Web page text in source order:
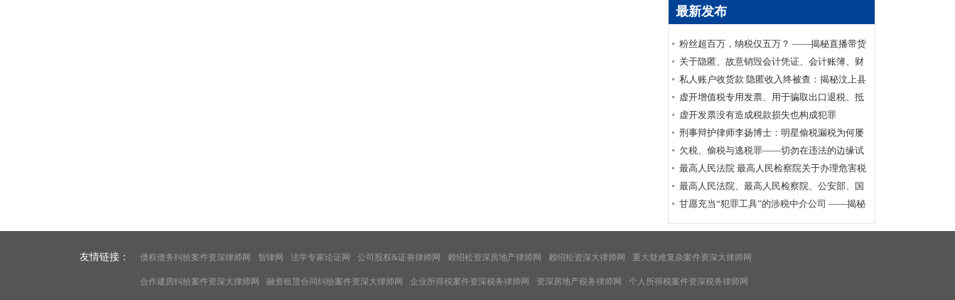
最新发布
粉丝超百万，纳税仅五万？ ——揭秘直播带货
主播李呈祥隐匿收入偷税案件
关于隐匿、故意销毁会计凭证、会计账簿、财
务会计报告罪司法适用的实证研究
私人账户收货款 隐匿收入终被查：揭秘汶上县
鑫福黄金珠宝店偷逃消费税案件
虚开增值税专用发票、用于骗取出口退税、抵
扣税款发票罪刑事辩护案
虚开发票没有造成税款损失也构成犯罪
刑事辩护律师李扬博士：明星偷税漏税为何屡
禁不止？
欠税、偷税与逃税罪——切勿在违法的边缘试
探
最高人民法院 最高人民检察院关于办理危害税
收征管刑事案件适用法律若干问题的解释
最高人民法院、最高人民检察院、公安部、国
家安全部、司法部印发《关于适用认罪认罚从
宽制度的指导意见》的通知
甘愿充当“犯罪工具”的涉税中介公司 ——揭秘
涉税中介福州金汇鑫财税咨询有限公司帮助其
友情链接：
债权债务纠纷案件资深律师网 智律网 法学专家论证网 公司股权&证券律师网 赖绍松资深房地产律师网 赖绍松资深大律师网 重大疑难复杂案件资深大律师网
合作建房纠纷案件资深大律师网 融资租赁合同纠纷案件资深大律师网 企业所得税案件资深税务律师网 资深房地产税务律师网 个人所得税案件资深税务律师网